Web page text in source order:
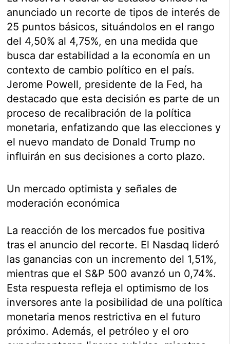
anunciado un recorte de tipos de interés de
25 puntos básicos, situándolos en el rango
del 4,50% al 4,75%, en una medida que
busca dar estabilidad a la economía en un
contexto de cambio político en el país.
Jerome Powell, presidente de la Fed, ha
destacado que esta decisión es parte de un
proceso de recalibración de la política
monetaria, enfatizando que las elecciones y
el nuevo mandato de Donald Trump no
influirán en sus decisiones a corto plazo.
Un mercado optimista y señales de
moderación económica
La reacción de los mercados fue positiva
tras el anuncio del recorte. El Nasdaq lideró
las ganancias con un incremento del 1,51%,
mientras que el S&P 500 avanzó un 0,74%.
Esta respuesta refleja el optimismo de los
inversores ante la posibilidad de una política
monetaria menos restrictiva en el futuro
próximo. Además, el petróleo y el oro